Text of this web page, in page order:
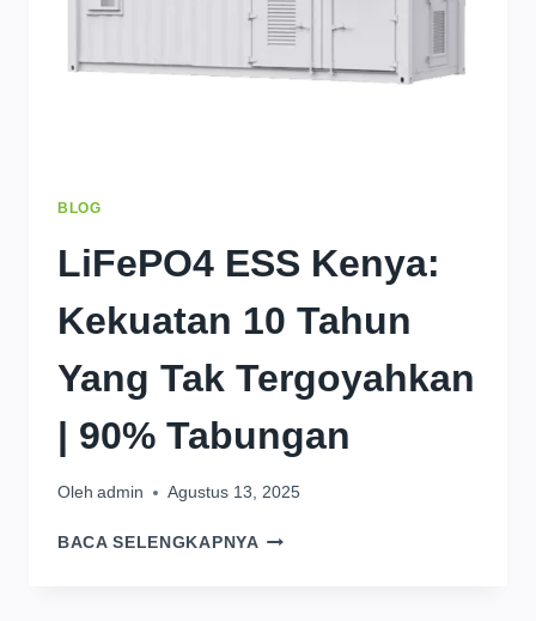
BLOG
LiFePO4 ESS Kenya:
Kekuatan 10 Tahun
Yang Tak Tergoyahkan
| 90% Tabungan
Oleh admin Agustus 13, 2025
BACA SELENGKAPNYA LIFEPO4